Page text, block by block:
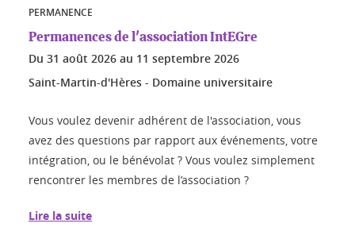
PERMANENCE
Permanences de l'association IntEGre
Du 31 août 2026 au 11 septembre 2026
Saint-Martin-d'Hères - Domaine universitaire
Vous voulez devenir adhérent de l'association, vous
avez des questions par rapport aux événements, votre
intégration, ou le bénévolat ? Vous voulez simplement
rencontrer les membres de l’association ?
Lire la suite